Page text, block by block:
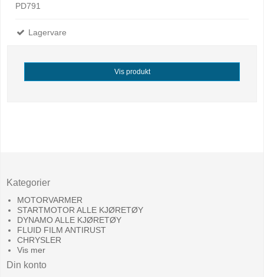
PD791
Lagervare
Vis produkt
Kategorier
MOTORVARMER
STARTMOTOR ALLE KJØRETØY
DYNAMO ALLE KJØRETØY
FLUID FILM ANTIRUST
CHRYSLER
Vis mer
Din konto